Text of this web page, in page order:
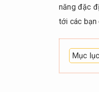
năng đặc
tới các bạn
Mục lục
1.